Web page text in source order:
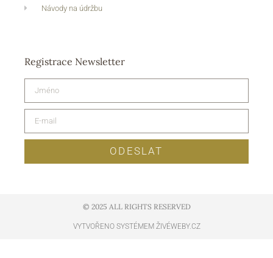
Návody na údržbu
Registrace Newsletter
ODESLAT
© 2025 ALL RIGHTS RESERVED​
VYTVOŘENO SYSTÉMEM ŽIVÉWEBY.CZ